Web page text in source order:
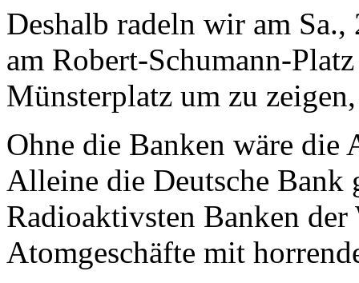
Deshalb radeln wir am
am Robert-Schumann-
Münsterplatz um zu
Ohne die Banken wäre die
Alleine die Deutsche Bank
Radioaktivsten Banken der
Atomgeschäfte mit